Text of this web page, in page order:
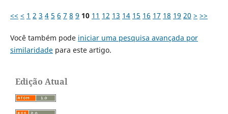
<< < 1 2 3 4 5 6 7 8 9 10 11 12 13 14 15 16 17 18 19 20 > >>
Você também pode iniciar uma pesquisa avançada por
similaridadepara este artigo.
Edição Atual